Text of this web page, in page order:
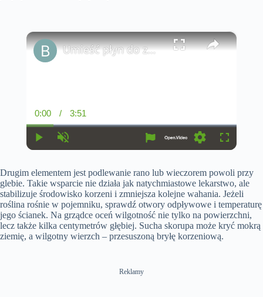
×
P
y
U
u
t
e
C
u
r
e
t
T
i
m
e
0:00 /
D
u
t
o
n
3:51
S
t
i
n
g
s
F
l
s
c
r
e
e
n
Umieść płyn do zmiękczania tkanin w zbiorniku toalety: unikniesz dużego problemu
Drugim elementem jest podlewanie rano lub wieczorem powoli przy
glebie. Takie wsparcie nie działa jak natychmiastowe lekarstwo, ale
stabilizuje środowisko korzeni i zmniejsza kolejne wahania. Jeżeli
roślina rośnie w pojemniku, sprawdź otwory odpływowe i temperaturę
jego ścianek. Na grządce oceń wilgotność nie tylko na powierzchni,
lecz także kilka centymetrów głębiej. Sucha skorupa może kryć mokrą
ziemię, a wilgotny wierzch – przesuszoną bryłę korzeniową.
Reklamy